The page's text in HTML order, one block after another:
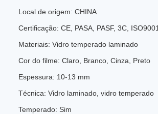
Local de origem: CHINA
Certificação: CE, PASA, PASF, 3C, ISO9001
Materiais: Vidro temperado laminado
Cor do filme: Claro, Branco, Cinza, Preto
Espessura: 10-13 mm
Técnica: Vidro laminado, vidro temperado
Temperado: Sim